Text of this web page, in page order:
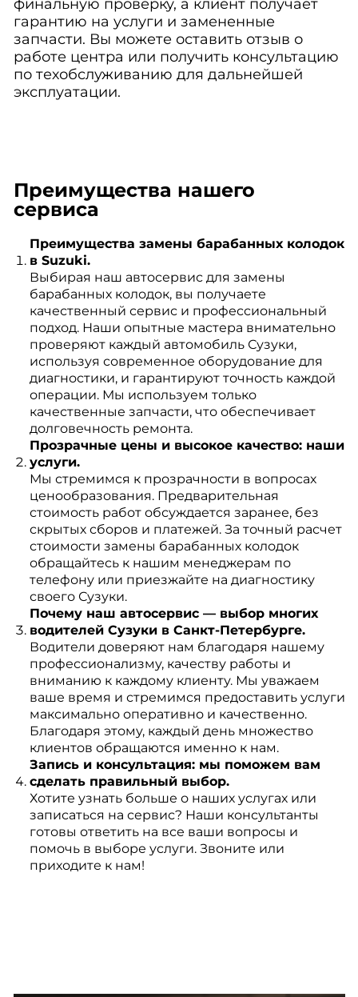
финальную проверку, а клиент получает
гарантию на услуги и замененные
запчасти. Вы можете оставить отзыв о
работе центра или получить консультацию
по техобслуживанию для дальнейшей
эксплуатации.
Преимущества нашего
сервиса
Преимущества замены барабанных колодок
в Suzuki.
Выбирая наш автосервис для замены
барабанных колодок, вы получаете
качественный сервис и профессиональный
подход. Наши опытные мастера внимательно
проверяют каждый автомобиль Сузуки,
используя современное оборудование для
диагностики, и гарантируют точность каждой
операции. Мы используем только
качественные запчасти, что обеспечивает
долговечность ремонта.
Прозрачные цены и высокое качество: наши
услуги.
Мы стремимся к прозрачности в вопросах
ценообразования. Предварительная
стоимость работ обсуждается заранее, без
скрытых сборов и платежей. За точный расчет
стоимости замены барабанных колодок
обращайтесь к нашим менеджерам по
телефону или приезжайте на диагностику
своего Сузуки.
Почему наш автосервис — выбор многих
водителей Сузуки в Санкт-Петербурге.
Водители доверяют нам благодаря нашему
профессионализму, качеству работы и
вниманию к каждому клиенту. Мы уважаем
ваше время и стремимся предоставить услуги
максимально оперативно и качественно.
Благодаря этому, каждый день множество
клиентов обращаются именно к нам.
Запись и консультация: мы поможем вам
сделать правильный выбор.
Хотите узнать больше о наших услугах или
записаться на сервис? Наши консультанты
готовы ответить на все ваши вопросы и
помочь в выборе услуги. Звоните или
приходите к нам!